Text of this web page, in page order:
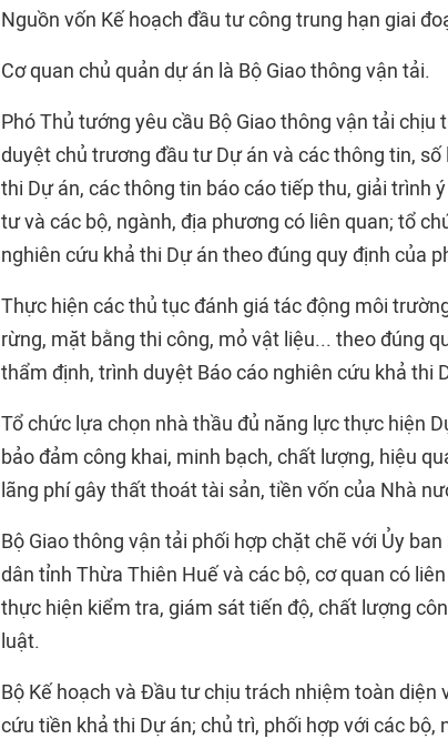
Nguồn vốn Kế hoạch đầu tư công trung hạn giai
Cơ quan chủ quản dự án là Bộ Giao thông vận tải.
Phó Thủ tướng yêu cầu Bộ Giao thông vận tải
duyệt chủ trương đầu tư Dự án và các thông tin,
thi Dự án, các thông tin báo cáo tiếp thu, giải trình
tư và các bộ, ngành, địa phương có liên quan; tổ
nghiên cứu khả thi Dự án theo đúng quy định của
Thực hiện các thủ tục đánh giá tác động môi
rừng, mặt bằng thi công, mỏ vật liệu... theo đúng
thẩm định, trình duyệt Báo cáo nghiên cứu khả thi
Tổ chức lựa chọn nhà thầu đủ năng lực thực hiện
bảo đảm công khai, minh bạch, chất lượng, hiệu
lãng phí gây thất thoát tài sản, tiền vốn của Nhà
Bộ Giao thông vận tải phối hợp chặt chẽ với Ủy
dân tỉnh Thừa Thiên Huế và các bộ, cơ quan có
thực hiện kiểm tra, giám sát tiến độ, chất lượng
luật.
Bộ Kế hoạch và Đầu tư chịu trách nhiệm toàn diện
cứu tiền khả thi Dự án; chủ trì, phối hợp với các